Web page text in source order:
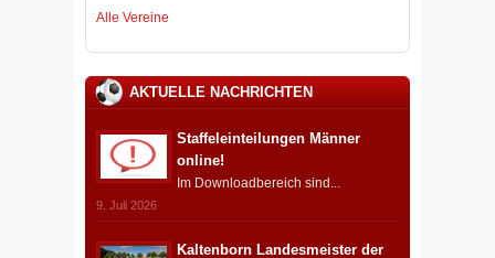
Alle Vereine
AKTUELLE NACHRICHTEN
Staffeleinteilungen Männer
online!
Im Downloadbereich sind...
9. Juli 2026
Kaltenborn Landesmeister der